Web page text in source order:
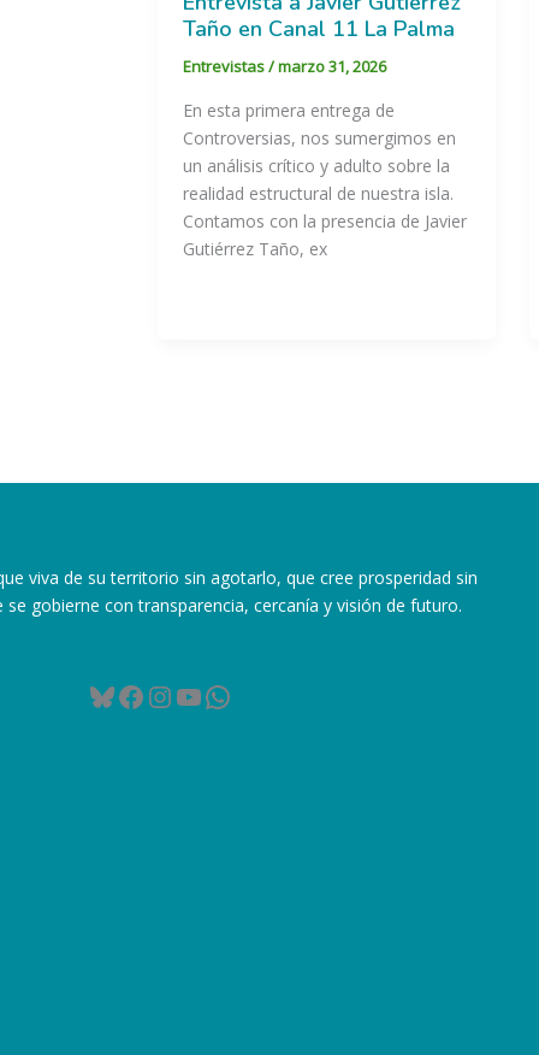
Taño en Canal 11 La Palma
Entrevistas/marzo 31, 2026
En esta primera entrega de
Controversias, nos sumergimos en
un análisis crítico y adulto sobre la
realidad estructural de nuestra isla.
Contamos con la presencia de Javier
Gutiérrez Taño, ex
viva de su territorio sin agotarlo, que cree prosperidad sin
se gobierne con transparencia, cercanía y visión de futuro.
Bluesky
Facebook
Instagram
YouTube
WhatsApp